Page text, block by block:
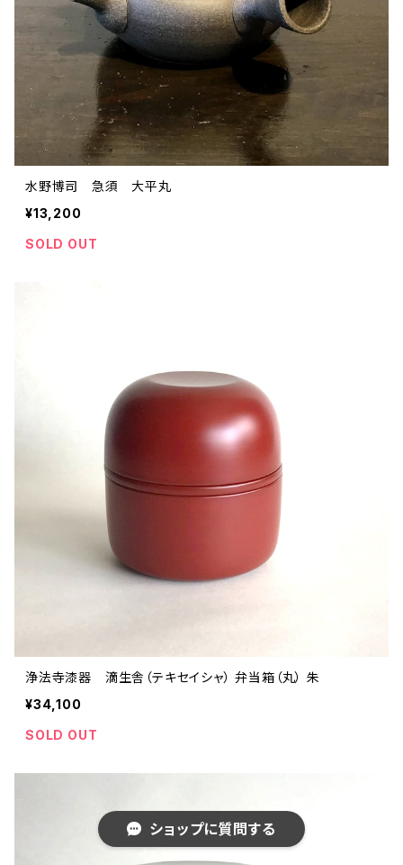
水野博司 急須 大平丸
¥13,200
SOLD OUT
浄法寺漆器 滴生舎（テキセイシャ） 弁当箱（丸） 朱
¥34,100
SOLD OUT
ショップに質問する